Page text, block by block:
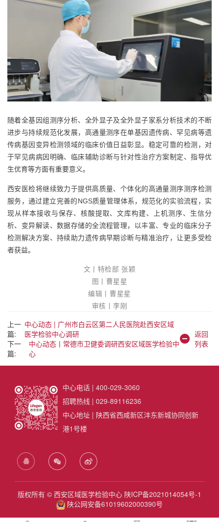
随着全基因组测序分析、全外显子及全外显子家系分析技术的不断
进步与持续规范化发展，高通量测序在单基因遗传病、罕见病等遗
传病基因变异检测领域的临床价值日益彰显。稳定可靠的检测，对
于罕见病病因明确、临床辅助诊断与针对性治疗方案制定、指导优
生优育等方面有重要意义。
西安医检将继续致力于提供高质量、个体化的高通量测序测序检测
服务，通过建立完善的NGS质量管理体系，规范化的实验流程，实
现从样本接收与保存、核酸提取、文库构建、上机测序、生信分
析、变异解读、数据存储的全流程管理，以丰富、专业的临床分子
检测解决方案、持续助力遗传病早期诊断与精准治疗，让更多受检
者获益。
文 丨特检部 张颖
图 丨曹星星
编辑丨曹星星
审核丨李刚
上一
篇:
中心动态 | 广州市白云区第二人民医院赴西安区域
医学检验中心调研
下一
篇:
中心动态丨常德市卫健委调研西安区域医学检验中
心
返回
列表
中心电话 | 400-029-3060
招聘热线 | 029-89116236
中心地址 | 陕西省西咸新区沣东新城协同创新
港1号楼
版权所有 © 西安区域医学检验中心 陕ICP备2021014054号-1
陕公网安备61019602000390号